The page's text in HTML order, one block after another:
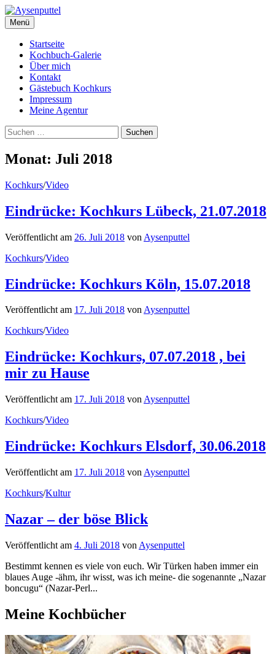
Springe
zum
Inhalt
Menü
Startseite
Kochbuch-Galerie
Über mich
Kontakt
Gästebuch Kochkurs
Impressum
Meine Agentur
Suchen
nach:
Monat: Juli 2018
Kochkurs/Video
Eindrücke: Kochkurs Lübeck, 21.07.2018
Veröffentlicht am 26. Juli 2018 von Aysenputtel
Kochkurs/Video
Eindrücke: Kochkurs Köln, 15.07.2018
Veröffentlichtam 17. Juli 2018 vonAysenputtel
Kochkurs/Video
Eindrücke: Kochkurs, 07.07.2018 , bei
mir zu Hause
Veröffentlicht am 17. Juli 2018 von Aysenputtel
Kochkurs/Video
Eindrücke: Kochkurs Elsdorf, 30.06.2018
Veröffentlicht am 17. Juli 2018 von Aysenputtel
Kochkurs/Kultur
Nazar – der böse Blick
Veröffentlicht am 4. Juli 2018 von Aysenputtel
Bestimmt kennen es viele von euch. Wir Türken haben immer ein
blaues Auge -ähm, ihr wisst, was ich meine- die sogenannte „Nazar
boncugu“ (Nazar-Perl...
Meine Kochbücher